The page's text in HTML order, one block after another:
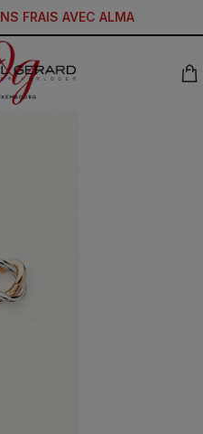
FRAIS AVEC ALMA